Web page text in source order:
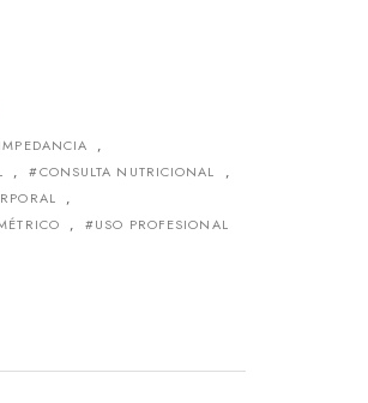
,
, CONSULTA NUTRICIONAL
,
,
, USO PROFESIONAL